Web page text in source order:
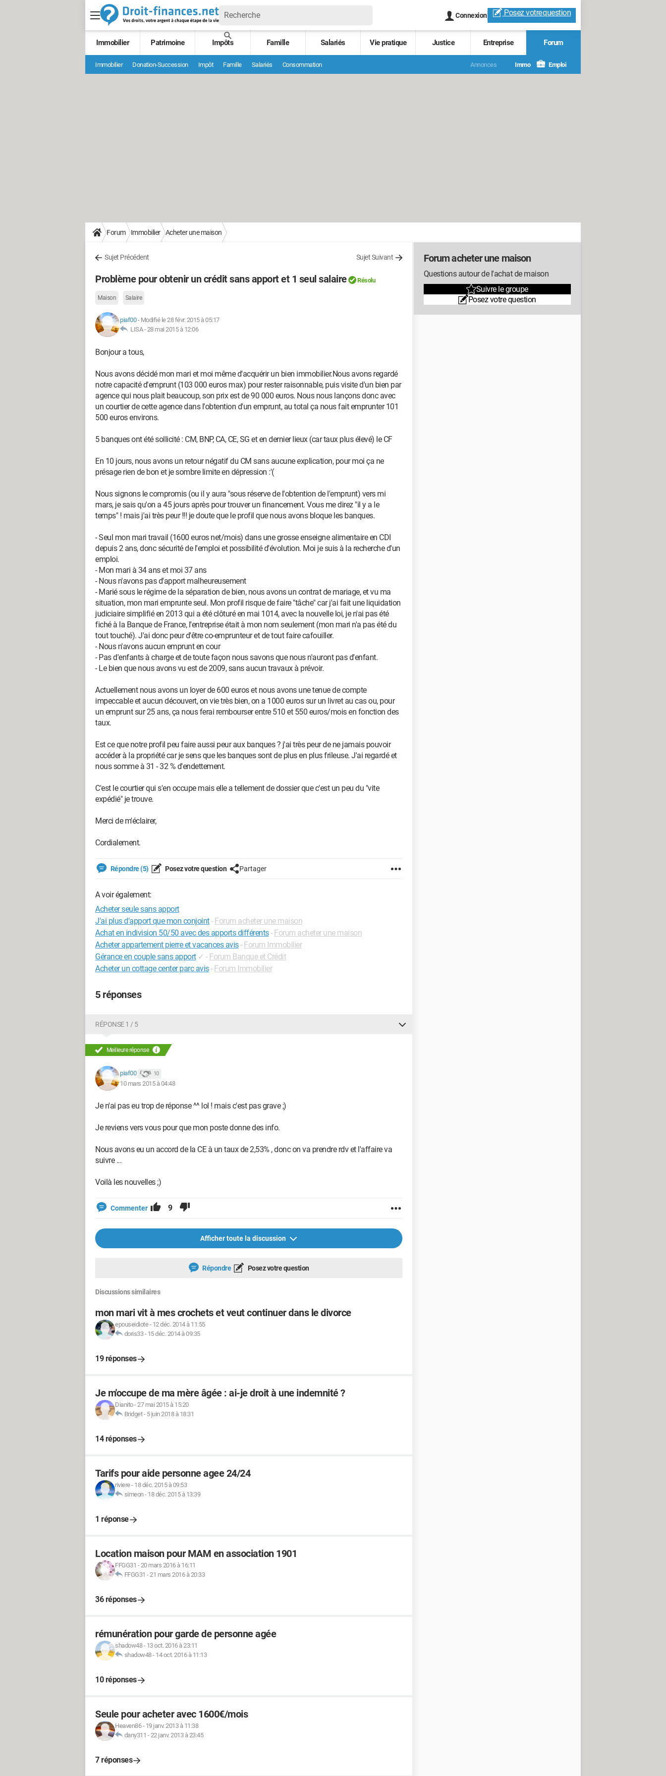
Connexion Posez votrequestion
Immobilier Patrimoine Impôts Famille Salariés Vie pratique Justice Entreprise Forum
Immobilier Donation-Succession Impôt Famille Salariés Consommation Annonces Immo Emploi
Forum Immobilier Acheter une maison
Sujet Précédent Sujet Suivant
Problème pour obtenir un crédit sans apport et 1 seul salaire Résolu
Maison Salaire
piaf00- Modifié le 28 févr. 2015 à 05:17
LISA -28 mai 2015 à 12:06
Bonjour a tous,
Nous avons décidé mon mari et moi même d'acquérir un bien immobilier.Nous avons regardé
notre capacité d'emprunt (103 000 euros max) pour rester raisonnable, puis visite d'un bien par
agence qui nous plait beaucoup, son prix est de 90 000 euros. Nous nous lançons donc avec
un courtier de cette agence dans l'obtention d'un emprunt, au total ça nous fait emprunter 101
500 euros environs.
5 banques ont été sollicité : CM, BNP, CA, CE, SG et en dernier lieux (car taux plus élevé) le CF
En 10 jours, nous avons un retour négatif du CM sans aucune explication, pour moi ça ne
présage rien de bon et je sombre limite en dépression :'(
Nous signons le compromis (ou il y aura "sous réserve de l'obtention de l'emprunt) vers mi
mars, je sais qu'on a 45 jours après pour trouver un financement. Vous me direz "il y a le
temps" ! mais j'ai très peur !!! je doute que le profil que nous avons bloque les banques.
- Seul mon mari travail (1600 euros net/mois) dans une grosse enseigne alimentaire en CDI
depuis 2 ans, donc sécurité de l'emploi et possibilité d'évolution. Moi je suis à la recherche d'un
emploi.
- Mon mari à 34 ans et moi 37 ans
- Nous n'avons pas d'apport malheureusement
- Marié sous le régime de la séparation de bien, nous avons un contrat de mariage, et vu ma
situation, mon mari emprunte seul. Mon profil risque de faire "tâche" car j'ai fait une liquidation
judiciaire simplifié en 2013 qui a été clôturé en mai 1014, avec la nouvelle loi, je n'ai pas été
fiché à la Banque de France, l'entreprise était à mon nom seulement (mon mari n'a pas été du
tout touché). J'ai donc peur d'être co-emprunteur et de tout faire cafouiller.
- Nous n'avons aucun emprunt en cour
- Pas d'enfants à charge et de toute façon nous savons que nous n'auront pas d'enfant.
- Le bien que nous avons vu est de 2009, sans aucun travaux à prévoir.
Actuellement nous avons un loyer de 600 euros et nous avons une tenue de compte
impeccable et aucun découvert, on vie très bien, on a 1000 euros sur un livret au cas ou, pour
un emprunt sur 25 ans, ça nous ferai rembourser entre 510 et 550 euros/mois en fonction des
taux.
Est ce que notre profil peu faire aussi peur aux banques ? j'ai très peur de ne jamais pouvoir
accéder à la propriété car je sens que les banques sont de plus en plus frileuse. J'ai regardé et
nous somme à 31 - 32 % d'endettement.
C'est le courtier qui s'en occupe mais elle a tellement de dossier que c'est un peu du "vite
expédié" je trouve.
Merci de m'éclairer,
Cordialement.
Répondre (5) Posez votre question Partager
A voir également:
Acheter seule sans apport
J'ai plus d'apport que mon conjoint- Forum acheter une maison
Achat en indivision 50/50 avec des apports différents- Forum acheter une maison
Acheter appartement pierre et vacances avis- Forum Immobilier
Gérance en couple sans apport ✓ - Forum Banque et Crédit
Acheter un cottage center parc avis- Forum Immobilier
5 réponses
RÉPONSE 1 / 5
Meilleure réponse
piaf00 10
10 mars 2015 à 04:48
Je n'ai pas eu trop de réponse ^^ lol ! mais c'est pas grave ;)
Je reviens vers vous pour que mon poste donne des info.
Nous avons eu un accord de la CE à un taux de 2,53% , donc on va prendre rdv et l'affaire va
suivre ...
Voilà les nouvelles ;)
Commenter 9
Afficher toute la discussion
Répondre Posez votre question
Discussions similaires
mon mari vit à mes crochets et veut continuer dans le divorce
epouseidiote- 12 déc. 2014 à 11:55
doris33- 15 déc. 2014 à 09:35
19 réponses
Je m'occupe de ma mère âgée : ai-je droit à une indemnité ?
Dianito-27 mai 2015 à 15:20
Bridget- 5 juin 2018 à 18:31
14 réponses
Tarifs pour aide personne agee 24/24
riviere- 18 déc. 2015 à 09:53
simeon- 18 déc. 2015 à 13:39
1 réponse
Location maison pour MAM en association 1901
FFGG31 -20 mars 2016 à 16:11
FFGG31 -21 mars 2016 à 20:33
36 réponses
rémunération pour garde de personne agée
shadow48- 13 oct. 2016 à 23:11
shadow48- 14 oct. 2016 à 11:13
10 réponses
Seule pour acheter avec 1600€/mois
Heaven86- 19 janv. 2013 à 11:38
dany311 -22 janv. 2013 à 23:45
7 réponses
Forum acheter une maison
Questions autour de l'achat de maison
Suivre le groupe
Posez votre question